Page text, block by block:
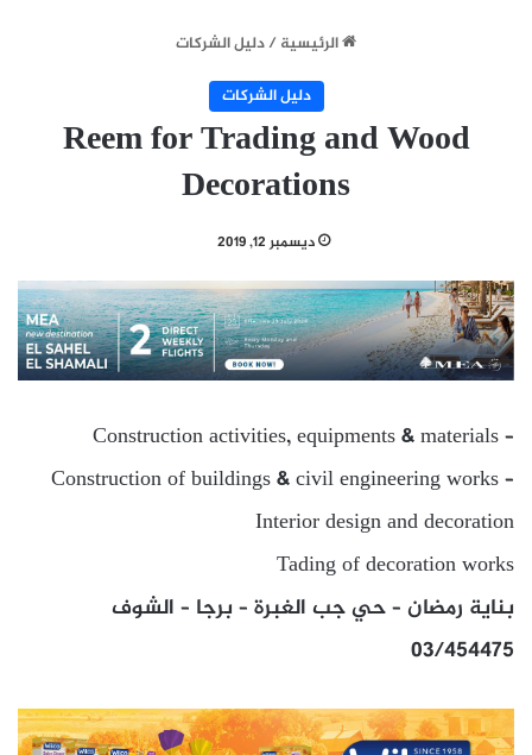
الرئيسية/دليل الشركات
دليل الشركات
Reem for Trading and Wood
Decorations
ديسمبر 12, 2019
Construction activities, equipments & materials –
Construction of buildings & civil engineering works –
Interior design and decoration
Tading of decoration works
بناية رمضان – حي جب الغبرة – برجا – الشوف
03/454475